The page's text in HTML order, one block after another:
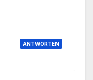
ANTWORTEN